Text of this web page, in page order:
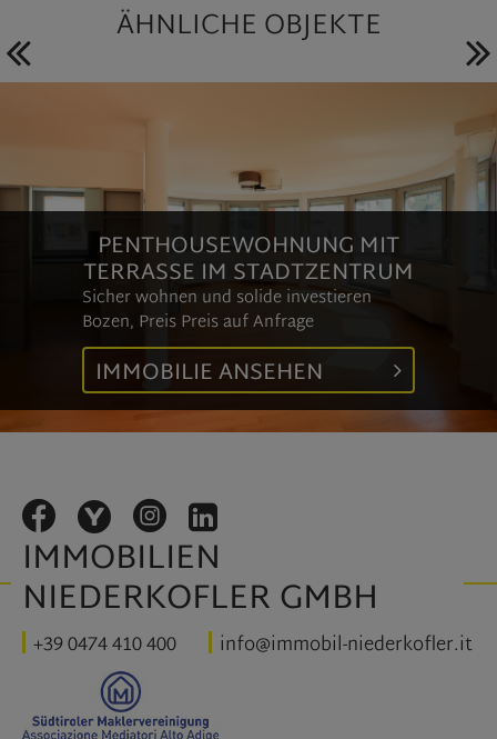
ÄHNLICHE OBJEKTE
PENTHOUSEWOHNUNG MIT
TERRASSE IM STADTZENTRUM
Sicher wohnen und solide investieren
Bozen, PreisPreis auf Anfrage
IMMOBILIE ANSEHEN
IMMOBILIEN
NIEDERKOFLER GMBH
+39 0474 410 400 info@immobil-niederkofler.it